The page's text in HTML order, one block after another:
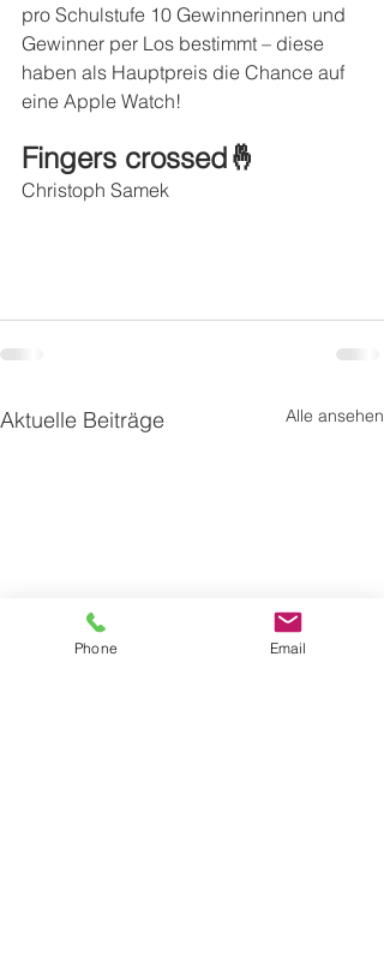
pro Schulstufe 10 Gewinnerinnen und
Gewinner per Los bestimmt – diese
haben als Hauptpreis die Chance auf
eine Apple Watch!
Fingers crossed🤞
Christoph Samek
Aktuelle Beiträge Alle ansehen
Phone Email